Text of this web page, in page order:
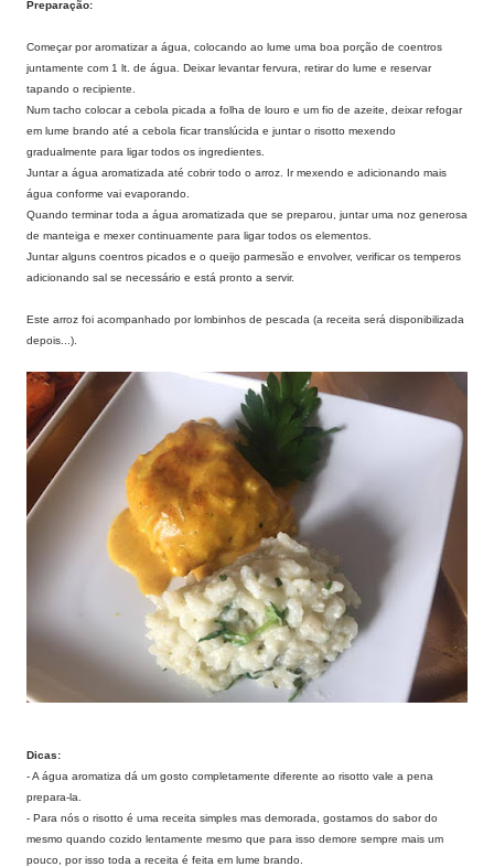
Preparação:
Começar por aromatizar a água, colocando ao lume uma boa porção de coentros
juntamente com 1 lt. de água. Deixar levantar fervura, retirar do lume e reservar
tapando o recipiente.
Num tacho colocar a cebola picada a folha de louro e um fio de azeite, deixar refogar
em lume brando até a cebola ficar translúcida e juntar o risotto mexendo
gradualmente para ligar todos os ingredientes.
Juntar a água aromatizada até cobrir todo o arroz. Ir mexendo e adicionando mais
água conforme vai evaporando.
Quando terminar toda a água aromatizada que se preparou, juntar uma noz generosa
de manteiga e mexer continuamente para ligar todos os elementos.
Juntar alguns coentros picados e o queijo parmesão e envolver, verificar os temperos
adicionando sal se necessário e está pronto a servir.
Este arroz foi acompanhado por lombinhos de pescada (a receita será disponibilizada
depois...).
Dicas:
- A água aromatiza dá um gosto completamente diferente ao risotto vale a pena
prepara-la.
- Para nós o risotto é uma receita simples mas demorada, gostamos do sabor do
mesmo quando cozido lentamente mesmo que para isso demore sempre mais um
pouco, por isso toda a receita é feita em lume brando.